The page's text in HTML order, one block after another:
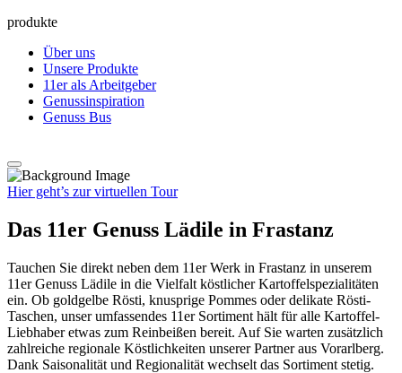
produkte
Über uns
Unsere Produkte
11er als Arbeitgeber
Genussinspiration
Genuss Bus
Hier geht’s zur virtuellen Tour
Das 11er Genuss Lädile in Frastanz
Tauchen Sie direkt neben dem 11er Werk in Frastanz in unserem
11er Genuss Lädile in die Vielfalt köstlicher Kartoffelspezialitäten
ein. Ob goldgelbe Rösti, knusprige Pommes oder delikate Rösti-
Taschen, unser umfassendes 11er Sortiment hält für alle Kartoffel-
Liebhaber etwas zum Reinbeißen bereit. Auf Sie warten zusätzlich
zahlreiche regionale Köstlichkeiten unserer Partner aus Vorarlberg.
Dank Saisonalität und Regionalität wechselt das Sortiment stetig.